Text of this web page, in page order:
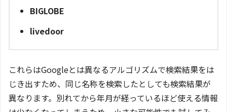
BIGLOBE
livedoor
これらはGoogleとは異なるアルゴリズムで検索結果をは
じき出すため、同じ名称を検索したとしても検索結果が
異なります。別れてから年月が経っているほど使える情報